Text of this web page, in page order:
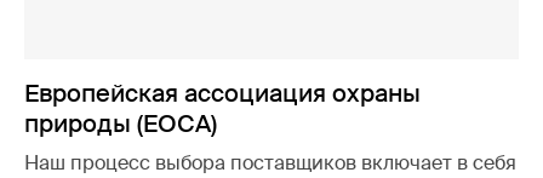
Европейская ассоциация охраны
природы (EOCA)
Наш процесс выбора поставщиков включает в себя